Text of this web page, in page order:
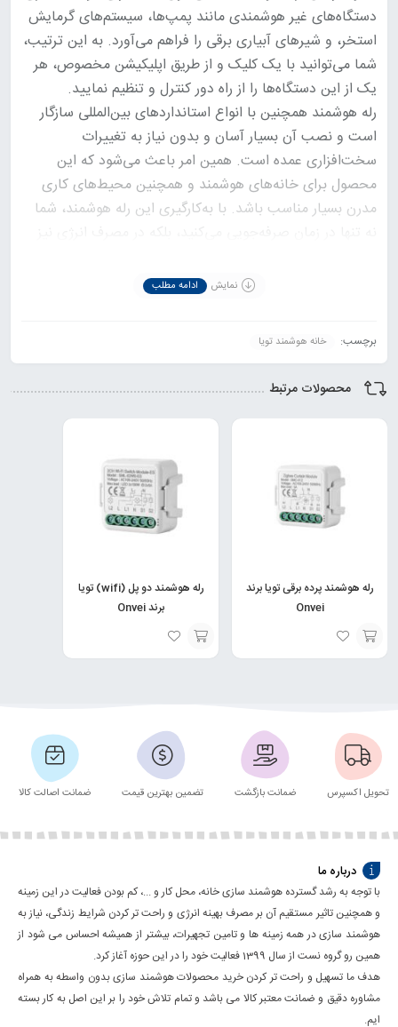
دستگاه‌های غیر هوشمندی مانند پمپ‌ها، سیستم‌های گرمایش
استخر، و شیرهای آبیاری برقی را فراهم می‌آورد. به این ترتیب،
شما می‌توانید با یک کلیک و از طریق اپلیکیشن مخصوص، هر
یک از این دستگاه‌ها را از راه دور کنترل و تنظیم نمایید.
رله هوشمند همچنین با انواع استانداردهای بین‌المللی سازگار
است و نصب آن بسیار آسان و بدون نیاز به تغییرات
سخت‌افزاری عمده است. همین امر باعث می‌شود که این
محصول برای خانه‌های هوشمند و همچنین محیط‌های کاری
مدرن بسیار مناسب باشد. با به‌کارگیری این رله هوشمند، شما
نصب و راه اندازی رله هوشمند تک پل وای‌فای
نمایش ادامه مطلب
برچسب: خانه هوشمند تویا
محصولات مرتبط
رله هوشمند پرده برقی تویا برند
Onvei
انتخاب
رله هوشمند دو پل (wifi) تویا
برند Onvei
انتخاب
تحویل اکسپرس ضمانت بازگشت تضمین بهترین قیمت ضمانت اصالت کالا
درباره ما
با توجه به رشد گسترده هوشمند سازی خانه، محل کار و ...، کم بودن فعالیت در این زمینه
و همچنین تاثیر مستقیم آن بر مصرف بهینه انرژی و راحت تر کردن شرایط زندگی، نیاز به
هوشمند سازی در همه زمینه ها و تامین تجهیرات، بیشتر از همیشه احساس می شود از
همین رو گروه نست از سال 1399 فعالیت خود را در این حوزه آغاز کرد.
هدف ما تسهیل و راحت تر کردن خرید محصولات هوشمند سازی بدون واسطه به همراه
مشاوره دقیق و ضمانت معتبر کالا می باشد و تمام تلاش خود را بر این اصل به کار بسته
ایم.